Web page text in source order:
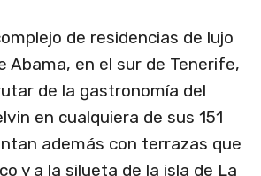
de residencias de lujo
Abama, en el sur de Tenerife,
de la gastronomía del
en cualquiera de sus 151
además con terrazas que
y a la silueta de la isla de La